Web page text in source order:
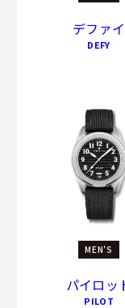
デファイ
DEFY
MEN'S
パイロッ
PILOT